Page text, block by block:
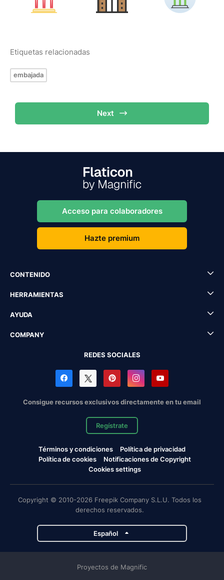
Etiquetas relacionadas
embajada
Next
Acceso para colaboradores
Hazte premium
CONTENIDO
HERRAMIENTAS
AYUDA
COMPANY
REDES SOCIALES
Consigue recursos exclusivos directamente en tu email
Regístrate
Términos y condiciones
Política de privacidad
Política de cookies
Notificaciones de Copyright
Cookies settings
Copyright © 2010-2026 Freepik Company S.L.U. Todos los
derechos reservados.
Español
Proyectos de Magnific